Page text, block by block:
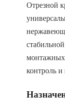
Отрезной
монтажных
контроль и